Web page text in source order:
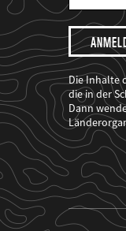
Mail
Adresse
Ich
möchte,
dass
der
WWF
mich
über
seine
Projekte
informiert.
Die Inhalte
die in der
Dann